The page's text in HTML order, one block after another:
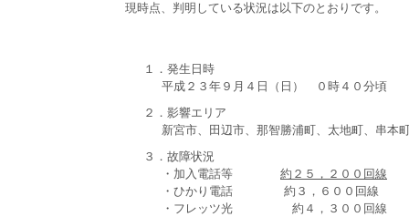
現時点、判明している状況は以下のとおりです。
１．発生日時
平成２３年９月４日（日） ０時４０分頃
２．影響エリア
新宮市、田辺市、那智勝浦町、太地町、串本
３．故障状況
・加入電話等 約２５，２００回線
・ひかり電話 約３，６００回線
・フレッツ光 約４，３００回線